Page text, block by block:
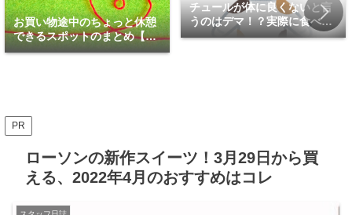
お買い物途中のちょっと休憩
できるスポットのまとめ【福
岡天神エリア編】
チュールが体に良くないと言
うのはデマ！？実際に食べて
みた！
PR
ローソンの新作スイーツ！3月29日から買
える、2022年4月のおすすめはコレ